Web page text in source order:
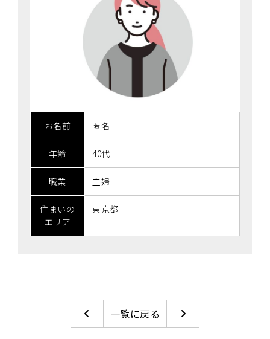
お名前 匿名
年齢 40代
職業 主婦
住まいの
エリア
東京都
一覧に戻る